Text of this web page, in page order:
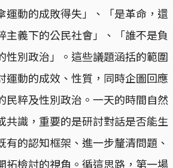
運動的成敗得失」、「是革命，還
主義下的公民社會」、「誰不是負
性別政治」。這些議題涵括的範圍
運動的成效、性質，同時企圖回應
民粹及性別政治。一天的時間自然
共識，重要的是研討對話是否能生
有的認知框架、進一步釐清問題、
拓檢討的視角。循這思路，第一場